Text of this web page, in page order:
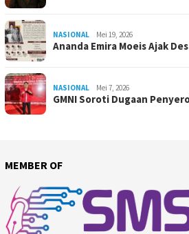
NASIONAL Mei 19, 2026
Ananda Emira Moeis Ajak
NASIONAL Mei 7, 2026
GMNI Soroti Dugaan
MEMBER OF